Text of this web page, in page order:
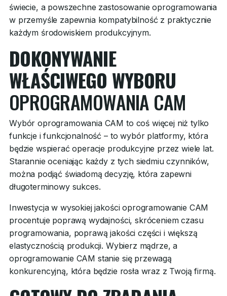
świecie, a powszechne zastosowanie oprogramowania
w przemyśle zapewnia kompatybilność z praktycznie
każdym środowiskiem produkcyjnym.
DOKONYWANIE
WŁAŚCIWEGO WYBORU
OPROGRAMOWANIA CAM
Wybór oprogramowania CAM to coś więcej niż tylko
funkcje i funkcjonalność – to wybór platformy, która
będzie wspierać operacje produkcyjne przez wiele lat.
Starannie oceniając każdy z tych siedmiu czynników,
można podjąć świadomą decyzję, która zapewni
długoterminowy sukces.
Inwestycja w wysokiej jakości oprogramowanie CAM
procentuje poprawą wydajności, skróceniem czasu
programowania, poprawą jakości części i większą
elastycznością produkcji. Wybierz mądrze, a
oprogramowanie CAM stanie się przewagą
konkurencyjną, która będzie rosła wraz z Twoją firmą.